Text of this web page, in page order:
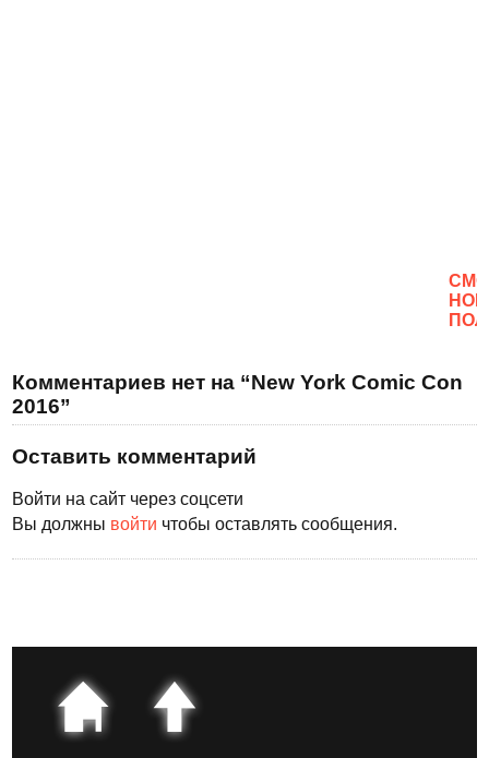
Комментариев нет на “New York Comic Con
2016”
Оставить комментарий
Войти на сайт через соцсети
Вы должны войти чтобы оставлять сообщения.